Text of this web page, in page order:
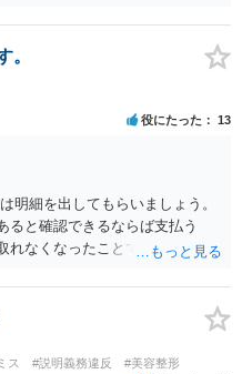
めていること 10 子どもの立場
12 精神的安定 13 養育の知識・
基盤の安定 18 子どもの心理的
支援機能 お母様が別居して引き
と、17・18あたりでネガティブ
とえば、あなた自身が安定し
援助が得られ、お父様の影響を
かなか認められないように思わ
は問題のあるかたもいるかもし
に立って動こうとされているか
家庭復帰の可能性をどんどん狭
。
役にたった 13
明細を出してもらいましょう。
ると確認できるならば支払う
れなくなったことで不信感もあ
る場合ですが、事務所ごとにま
けするとなると20万円くらいが
ス #説明義務違反 #美容整形